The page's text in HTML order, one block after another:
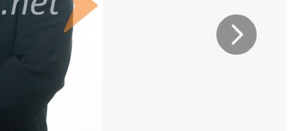
Naslednja